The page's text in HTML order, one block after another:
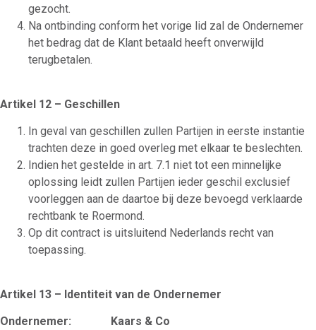
gezocht.
Na ontbinding conform het vorige lid zal de Ondernemer
het bedrag dat de Klant betaald heeft onverwijld
terugbetalen.
Artikel 12 – Geschillen
In geval van geschillen zullen Partijen in eerste instantie
trachten deze in goed overleg met elkaar te beslechten.
Indien het gestelde in art. 7.1 niet tot een minnelijke
oplossing leidt zullen Partijen ieder geschil exclusief
voorleggen aan de daartoe bij deze bevoegd verklaarde
rechtbank te Roermond.
Op dit contract is uitsluitend Nederlands recht van
toepassing.
Artikel 13 – Identiteit van de Ondernemer
Ondernemer: Kaars & Co